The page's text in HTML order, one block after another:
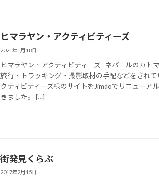
ヒマラヤン・アクティビティーズ
2021年1月18日
ヒマラヤン・アクティビティーズ ネパールのカト
旅行・トラッキング・撮影取材の手配などをされ
クティビティーズ様のサイトをJimdoでリニューア
きました。 […]
街発見くらぶ
2017年2月15日